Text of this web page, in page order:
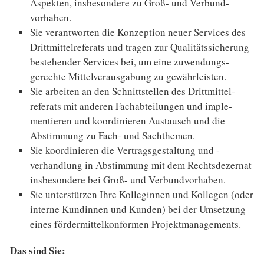
vorhaben.
Sie verantworten die Konzeption neuer Services des
Drittmittel­referats und tragen zur Qualitäts­sicherung
bestehender Services bei, um eine zuwendungs­
gerechte Mittelveraus­gabung zu gewähr­leisten.
Sie arbeiten an den Schnittstellen des Drittmittel­
referats mit anderen Fachab­teilungen und imple­
mentieren und koordinieren Austausch und die
Abstimmung zu Fach- und Sachthemen.
Sie koordinieren die Vertrags­gestaltung und -
verhandlung in Abstimmung mit dem Rechts­dezernat
insbesondere bei Groß- und Verbund­vorhaben.
Sie unterstützen Ihre Kolleginnen und Kollegen (oder
interne Kundinnen und Kunden) bei der Umsetzung
eines fördermittel­konformen Projekt­managements.
Das sind Sie: